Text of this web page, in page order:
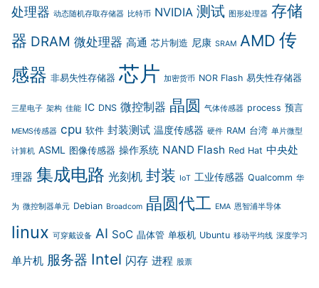
处理器 动态随机存取存储器 比特币 NVIDIA 测试 图形处理器 存储
器 DRAM 微处理器 高通 芯片制造 尼康 SRAM AMD 传
感器 非易失性存储器 芯片 加密货币 NOR Flash 易失性存储器
三星电子 架构 佳能 IC DNS 微控制器 晶圆 气体传感器 process 预言
MEMS传感器 cpu 软件 封装测试 温度传感器 硬件 RAM 台湾 单片微型
计算机 ASML 图像传感器 操作系统 NAND Flash Red Hat 中央处
理器 集成电路 光刻机 封装 IoT 工业传感器 Qualcomm 华
为 微控制器单元 Debian Broadcom 晶圆代工 EMA 恩智浦半导体
linux 可穿戴设备 AI SoC 晶体管 单板机 Ubuntu 移动平均线 深度学习
单片机 服务器 Intel 闪存 进程 股票